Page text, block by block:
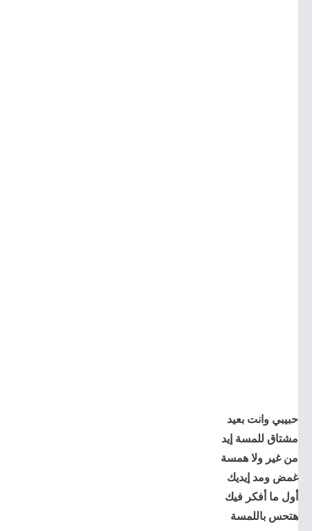
حبيبي وانت بعيد
مشتاق للمسة إيد
من غير ولا همسة
غمض ومد إيديك
أول ما أفكر فيك
هتحس باللمسة